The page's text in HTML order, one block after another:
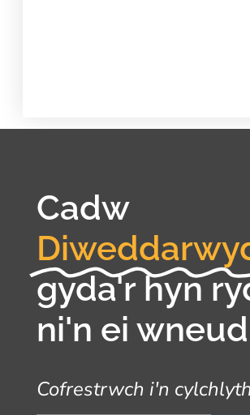
Cadw
gyda'r hyn
ni'n ei
Cofrestrwch i'n